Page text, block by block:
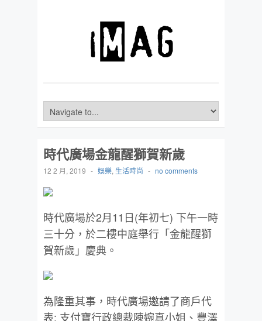
時代廣場金龍醒獅賀新歲
12 2 月, 2019 - 娛樂, 生活時尚 - no comments
時代廣場於2月11日(年初七) 下午一時
三十分，於二樓中庭舉行「金龍醒獅
賀新歲」慶典。
為隆重其事，時代廣場邀請了商戶代
表: 支付寶行政總裁陳婉真小姐、豐澤